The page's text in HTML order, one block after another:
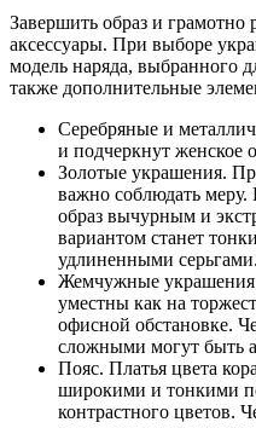
Завершить образ и грамотно
аксессуары. При выборе
модель наряда, выбранного
также дополнительные
Серебряные и
и подчеркнут женское
Золотые украшения.
важно соблюдать меру.
образ вычурным и
вариантом станет
удлиненными серьгами.
Жемчужные украшения
уместны как на
офисной обстановке.
сложными могут быть
Пояс. Платья цвета
широкими и тонкими
контрастного цветов.